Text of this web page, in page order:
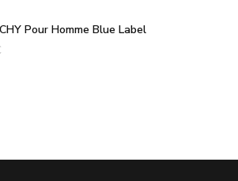
Pour Homme Blue Label